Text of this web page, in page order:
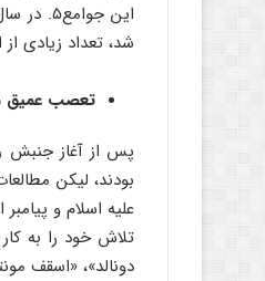
شد، تعداد زیادی
تعصب عمیق
پس از آغاز جنبش
بودند، لیکن
علیه اسلام و
تلاش خود را به
دونالد»، «اسقف